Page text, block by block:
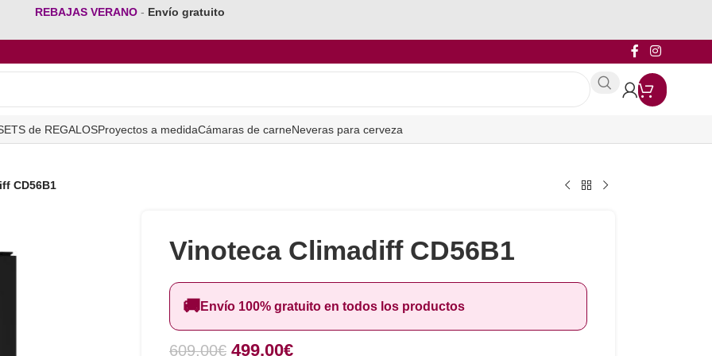
REBAJAS VERANO - Envío gratuito
de REGALOSProyectos a medidaCámaras de carneNeveras para cerveza
CD56B1
Vinoteca Climadiff CD56B1
🚚Envío 100% gratuito en todos los productos
609,00€ 499,00€